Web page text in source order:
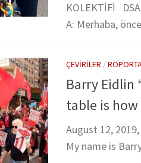
KOLEKTİFİ DSA
A: Merhaba,
ÇEVIRILER /
Barry Eidlin
table is how
August 12,
My name is